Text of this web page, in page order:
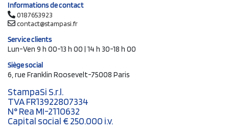
Informations de contact
0187653923
contact@stampasi.fr
Service clients
Lun-Ven 9 h 00-13 h 00 | 14 h 30-18 h 00
Siège social
6, rue Franklin Roosevelt-75008 Paris
StampaSi S.r.l.
TVA FR13922807334
N° Rea MI-2110632
Capital social € 250.000 i.v.